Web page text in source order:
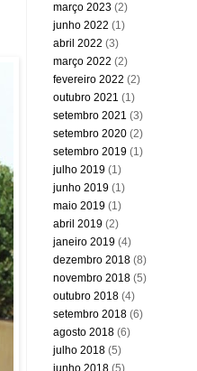
março 2023 (2)
junho 2022 (1)
abril 2022 (3)
março 2022 (2)
fevereiro 2022 (2)
outubro 2021 (1)
setembro 2021 (3)
setembro 2020 (2)
setembro 2019 (1)
julho 2019 (1)
junho 2019 (1)
maio 2019 (1)
abril 2019 (2)
janeiro 2019 (4)
dezembro 2018 (8)
novembro 2018 (5)
outubro 2018 (4)
setembro 2018 (6)
agosto 2018 (6)
julho 2018 (5)
junho 2018 (5)